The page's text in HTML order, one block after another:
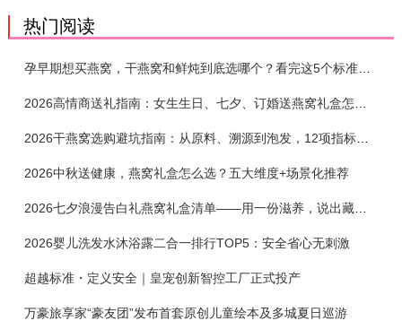
热门阅读
孕早期想买燕窝，干燕窝和鲜炖到底选哪个？看完这5个标准再下单
2026干燕窝选购避坑指南：从原料、溯源到泡发，12项指标判断靠谱燕窝
2026中秋送健康，燕窝礼盒怎么选？五大维度+场景化推荐
2026七夕浪漫告白礼燕窝礼盒清单——用一份滋养，说出藏在心底的爱
2026婴儿洗发水沐浴露二合一排行TOP5：安全省心无刺激
超越标准・定义安全｜皇宠创新智控工厂正式投产
万豪旅享家“豪友团”发布首套原创儿童绘本及多城夏日巡游